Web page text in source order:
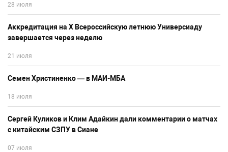
28 июля
21 июля
Аккредитация на Х Всероссийскую летнюю Универсиаду
завершается через неделю
18 июля
Семен Христиненко — в МАИ-МБА
07 июля
Сергей Куликов и Клим Адайкин дали комментарии о матчах
с китайским СЗПУ в Сиане